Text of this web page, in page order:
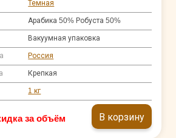
Темная
Арабика 50% Робуста 50%
Вакуумная упаковка
Россия
Крепкая
1 кг
за объём В корзину